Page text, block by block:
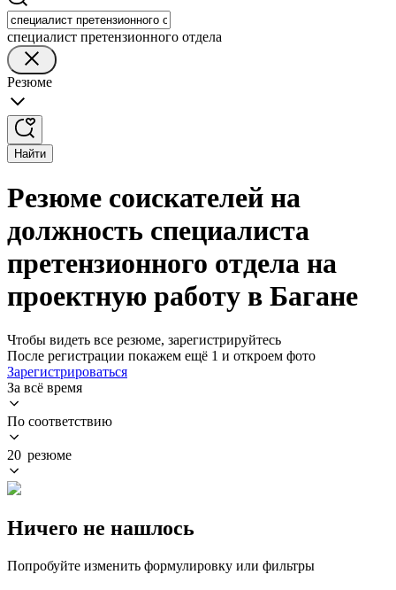
специалист претензионного отдела
Резюме
Найти
Резюме соискателей на
должность специалиста
претензионного отдела на
проектную работу в Багане
Чтобы видеть все резюме, зарегистрируйтесь
После регистрации покажем ещё 1 и откроем фото
Зарегистрироваться
За всё время
По соответствию
20 резюме
Ничего не нашлось
Попробуйте изменить формулировку или фильтры